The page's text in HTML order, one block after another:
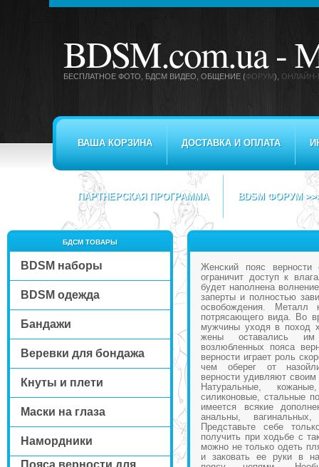
BDSM.com.ua -
БЕСПЛАТНОЕ ФОТО, БДСМ ВИДЕО , ОБЩЕНИЕ (ФОРУМ), ОНЛАЙН-
ВАША КОРЗИНА ДОСТАВКА И ОПЛАТА
ПАРТНЕРСКАЯ ПРОГРАММА BDSM ФОРУМ
БДСМ ТОВАРЫ
BDSM наборы
BDSM одежда
Бандажи
Веревки для бондажа
Кнуты и плети
Маски на глаза
Намордники
Пояса верности для
Женский пояс верности
ограничит доступ к
будет наполнена
заперты и полностью
освобождения. Металл
потрясающего вида. Во
мужчины уходя в поход
жены оставались
возлюбленных пояса
верности играет роль
чем оберег от
верности удивляют
Натуральные,
силиконовые, стальные
имеется всякие
анальны,
Представьте себе
получить при ходьбе с
можно не только одеть
и заковать ее руки в